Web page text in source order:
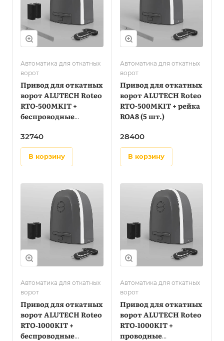
Автоматика для откатных
ворот
Привод для откатных
ворот ALUTECH Roteo
RTO-500MKIT +
беспроводные
+ рейка ROA8 (5 шт.)
32740
в корзину
Автоматика для откатных
ворот
Привод для откатных
ворот ALUTECH Roteo
RTO-500MKIT + рейка
ROA8 (5 шт.)
28400
в корзину
Автоматика для откатных
ворот
Привод для откатных
ворот ALUTECH Roteo
RTO‑1000KIT +
беспроводные
Автоматика для откатных
ворот
Привод для откатных
ворот ALUTECH Roteo
RTO‑1000KIT +
проводные